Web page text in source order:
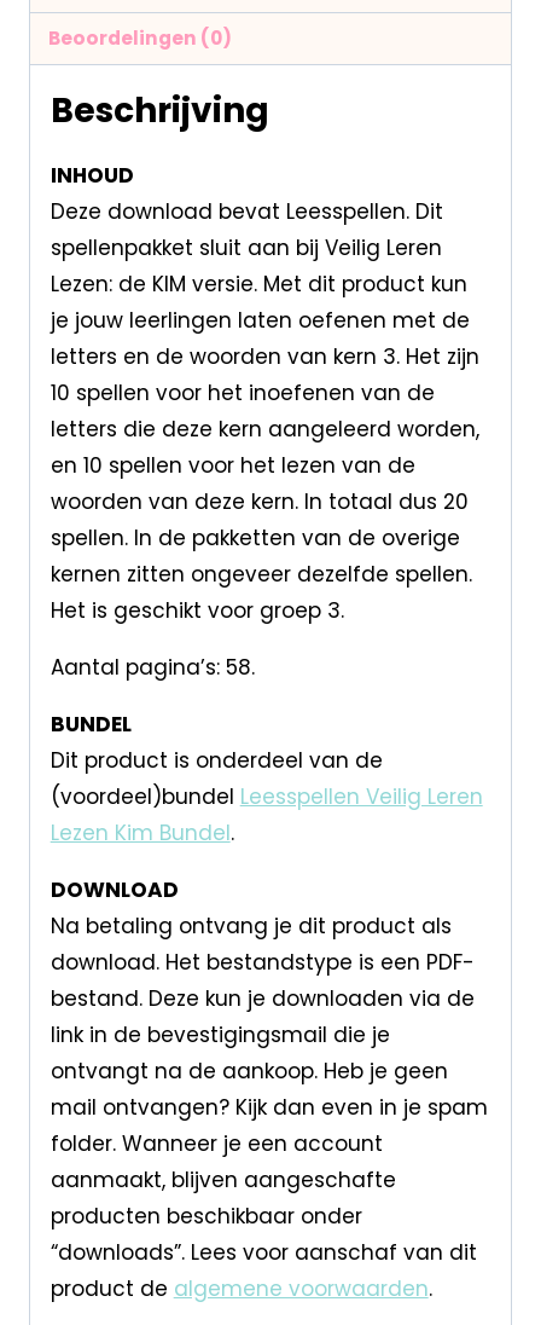
Beoordelingen (0)
Beschrijving
INHOUD
Deze download bevat Leesspellen. Dit
spellenpakket sluit aan bij Veilig Leren
Lezen: de KIM versie. Met dit product kun
je jouw leerlingen laten oefenen met de
letters en de woorden van kern 3. Het zijn
10 spellen voor het inoefenen van de
letters die deze kern aangeleerd worden,
en 10 spellen voor het lezen van de
woorden van deze kern. In totaal dus 20
spellen. In de pakketten van de overige
kernen zitten ongeveer dezelfde spellen.
Het is geschikt voor groep 3.
Aantal pagina’s: 58.
BUNDEL
Dit product is onderdeel van de
(voordeel)bundel Leesspellen Veilig Leren
Lezen Kim Bundel.
DOWNLOAD
Na betaling ontvang je dit product als
download. Het bestandstype is een PDF-
bestand. Deze kun je downloaden via de
link in de bevestigingsmail die je
ontvangt na de aankoop. Heb je geen
mail ontvangen? Kijk dan even in je spam
folder. Wanneer je een account
aanmaakt, blijven aangeschafte
producten beschikbaar onder
“downloads”. Lees voor aanschaf van dit
product de algemene voorwaarden.